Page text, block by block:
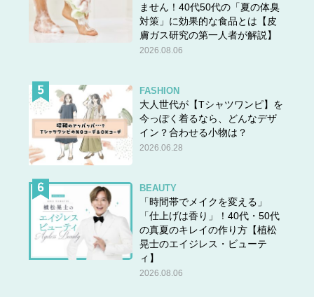
ません！40代50代の「夏の体臭
対策」に効果的な食品とは【皮
膚ガス研究の第一人者が解説】
2026.08.06
FASHION
大人世代が【Tシャツワンピ】を
今っぽく着るなら、どんなデザ
イン？合わせる小物は？
2026.06.28
BEAUTY
「時間帯でメイクを変える」
「仕上げは香り」！40代・50代
の真夏のキレイの作り方【植松
晃士のエイジレス・ビューテ
ィ】
2026.08.06